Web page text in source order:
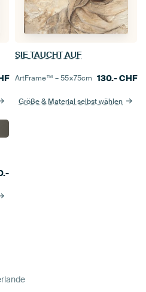
SIE TAUCHT AUF
ArtFrame™ –55×75cm 130.-CHF
Größe & Material selbst wählen